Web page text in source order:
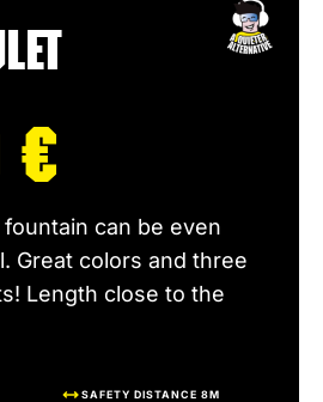
€
can be even
Great colors and three
Length close to the
SAFETY DISTANCE 8M